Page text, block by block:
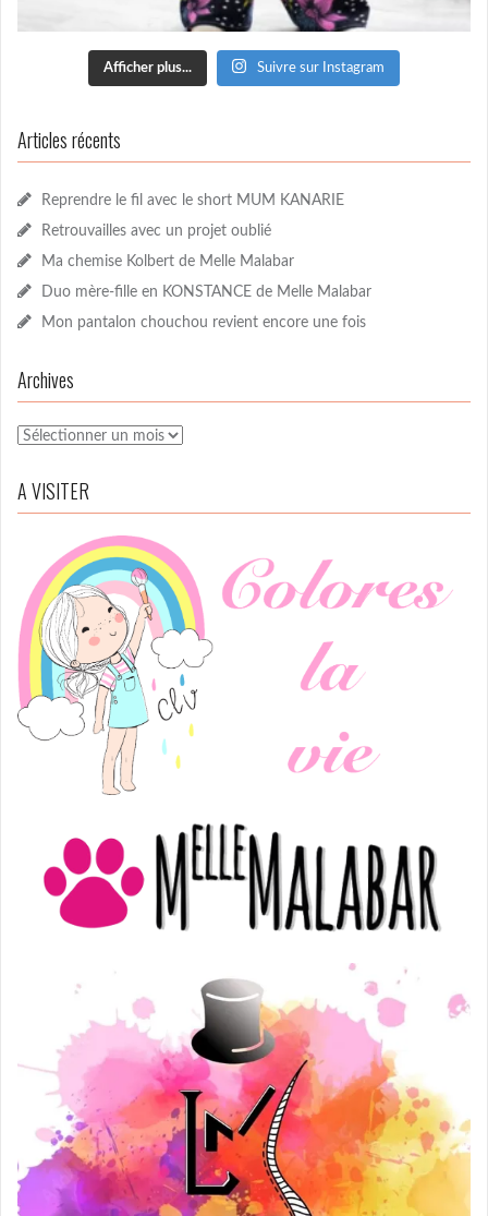
Afficher plus... Suivre sur Instagram
Articles récents
Reprendre le fil avec le short MUM KANARIE
Retrouvailles avec un projet oublié
Ma chemise Kolbert de Melle Malabar
Duo mère-fille en KONSTANCE de Melle Malabar
Mon pantalon chouchou revient encore une fois
Archives
Archives
A VISITER